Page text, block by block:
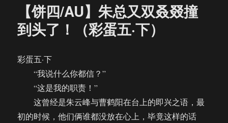
【饼四/AU】朱总又双叒叕撞
到头了！（彩蛋五·下）
彩蛋五·下
“我说什么你都信？”
“这是我的职责！”
这曾经是朱云峰与曹鹤阳在台上的即兴之语，最
初的时候，他们俩谁都没放在心上，毕竟这样的话